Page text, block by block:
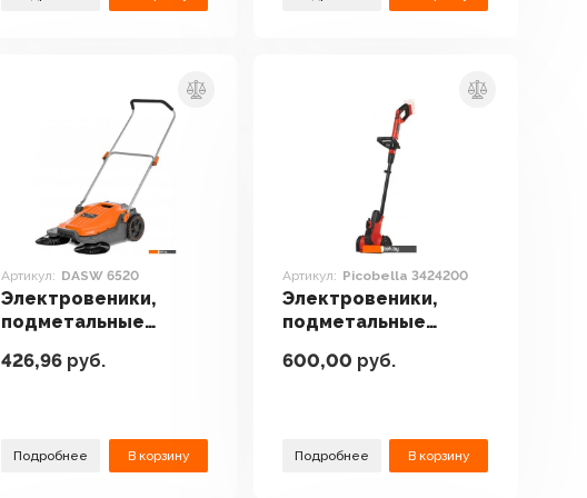
Артикул: DASW 6520
Электровеники,
подметальные
Power DASW 6520
426,96 руб.
Подробнее В корзину
Артикул: Picobella 3424200
Электровеники,
подметальные
Picobella 3424200
600,00 руб.
Подробнее В корзину